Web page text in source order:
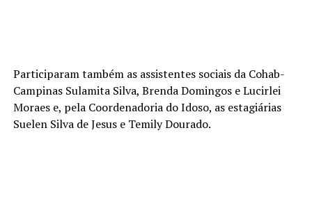
Participaram também as assistentes sociais da Cohab-
Campinas Sulamita Silva, Brenda Domingos e Lucirlei
Moraes e, pela Coordenadoria do Idoso, as estagiárias
Suelen Silva de Jesus e Temily Dourado.